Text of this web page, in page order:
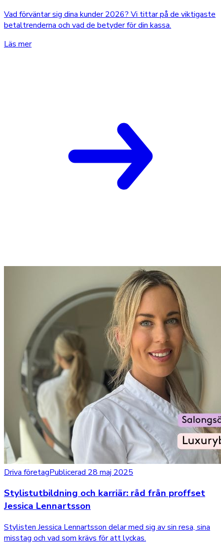
Vad förväntar sig dina kunder 2026? Vi tittar på de viktigaste
betaltrenderna och vad de betyder för din kassa.
Läs mer
Driva företagPublicerad 28 maj 2025
Stylistutbildning och karriär: råd från proffset
Jessica Lennartsson
Stylisten Jessica Lennartsson delar med sig av sin resa, sina
misstag och vad som krävs för att lyckas.